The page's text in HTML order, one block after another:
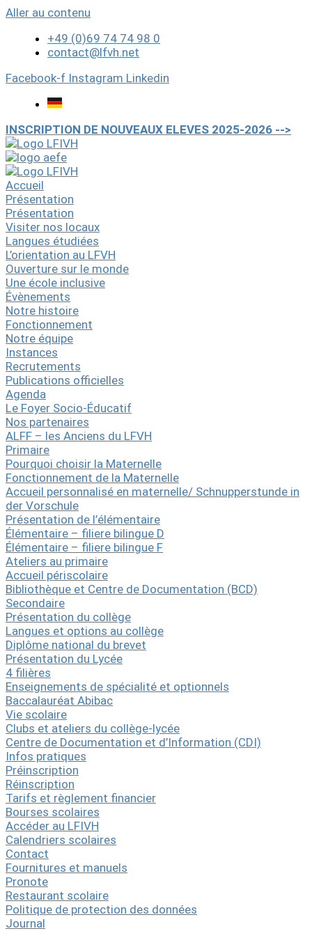
Aller au contenu
+49 (0)69 74 74 98 0
contact@lfvh.net
Facebook-f Instagram Linkedin
INSCRIPTION DE NOUVEAUX ELEVES 2025-2026 -->
Accueil
Présentation
Présentation
Visiter nos locaux
Langues étudiées
L’orientation au LFVH
Ouverture sur le monde
Une école inclusive
Évènements
Notre histoire
Fonctionnement
Notre équipe
Instances
Recrutements
Publications officielles
Agenda
Le Foyer Socio-Éducatif
Nos partenaires
ALFF – les Anciens du LFVH
Primaire
Pourquoi choisir la Maternelle
Fonctionnement de la Maternelle
Accueil personnalisé en maternelle/ Schnupperstunde in
der Vorschule
Présentation de l’élémentaire
Élémentaire – filiere bilingue D
Élémentaire – filiere bilingue F
Ateliers au primaire
Accueil périscolaire
Bibliothèque et Centre de Documentation (BCD)
Secondaire
Présentation du collège
Langues et options au collège
Diplôme national du brevet
Présentation du Lycée
4 filières
Enseignements de spécialité et optionnels
Baccalauréat Abibac
Vie scolaire
Clubs et ateliers du collège-lycée
Centre de Documentation et d’Information (CDI)
Infos pratiques
Préinscription
Réinscription
Tarifs et règlement financier
Bourses scolaires
Accéder au LFIVH
Calendriers scolaires
Contact
Fournitures et manuels
Pronote
Restaurant scolaire
Politique de protection des données
Journal